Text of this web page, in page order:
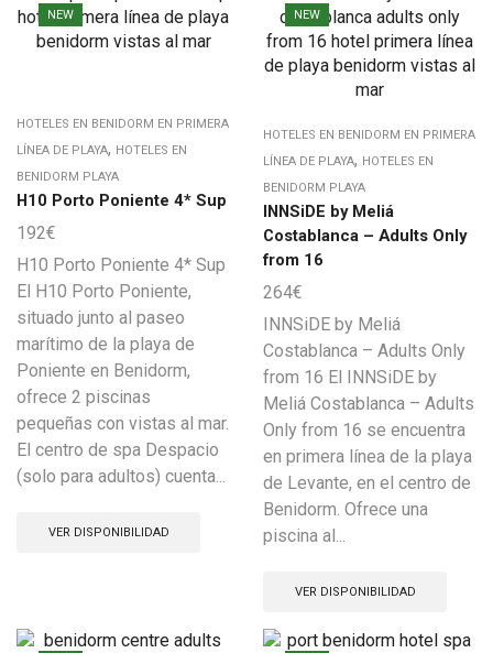
NEW
HOTELES EN BENIDORM EN PRIMERA
LÍNEA DE PLAYA, HOTELES EN
BENIDORM PLAYA
H10 Porto Poniente 4* Sup
192€
H10 Porto Poniente 4* Sup
El H10 Porto Poniente,
situado junto al paseo
marítimo de la playa de
Poniente en Benidorm,
ofrece 2 piscinas
pequeñas con vistas al mar.
El centro de spa Despacio
(solo para adultos) cuenta...
VER DISPONIBILIDAD
NEW
HOTELES EN BENIDORM EN PRIMERA
LÍNEA DE PLAYA, HOTELES EN
BENIDORM PLAYA
INNSiDE by Meliá
Costablanca – Adults Only
from 16
264€
INNSiDE by Meliá
Costablanca – Adults Only
from 16 El INNSiDE by
Meliá Costablanca – Adults
Only from 16 se encuentra
en primera línea de la playa
de Levante, en el centro de
Benidorm. Ofrece una
piscina al...
VER DISPONIBILIDAD